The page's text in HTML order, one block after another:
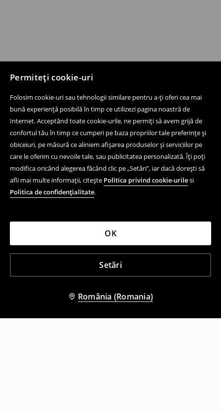
Permiteți cookie-uri
Folosim cookie-uri sau tehnologii similare pentru a-ți oferi cea mai
bună experiență posibilă în timp ce utilizezi pagina noastră de
Internet. Acceptând toate cookie-urile, ne permiți să avem grijă de
confortul tău în timp ce cumperi pe baza propriilor tale preferințe și
obiceiuri, pe măsură ce aliniem afișarea produselor și serviciilor pe
care le oferim cu nevoile tale, sau publicitatea personalizată. Îți poți
modifica oricând alegerea făcând clic pe „Setări”, iar dacă dorești să
afli mai multe informații, citește Politica privind cookie-urilesi
Politica de confidențialitate.
Setări
OK
România (Romania)